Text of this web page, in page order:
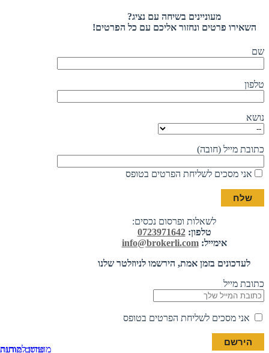
פרסם מודעה
מועדון לקוחות
מעוניינים בשיחה עם נציג?
השאירו פרטים ונחזור אליכם עם כל הפרטים!
שם
טלפון
נושא
כתובת מייל (חובה)
אני מסכים לשליחת הפרטים בטופס
לשאלות ופרסום נכסים:
טלפון:0723971642
אימייל:info@brokerli.com
לעדכונים בזמן אמת, הירשמו לניוזלטר שלנו
כתובת מייל
אני מסכים לשליחת הפרטים בטופס